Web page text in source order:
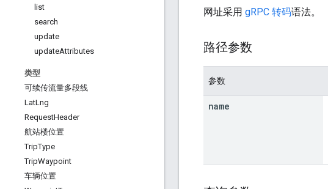
list
search
update
updateAttributes
类型
可续传流量多段线
LatLng
RequestHeader
航站楼位置
TripType
TripWaypoint
车辆位置
网址采用 gRPC 转码语法。
路径参数
参数
name